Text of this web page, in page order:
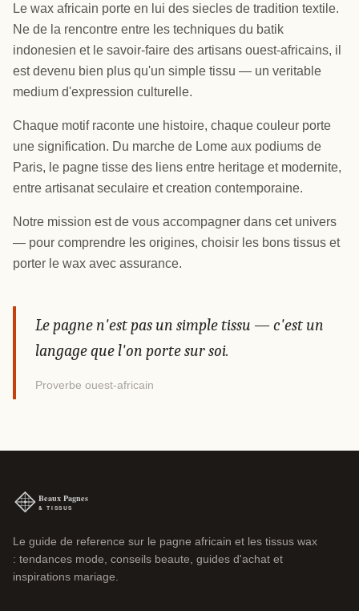
Le wax africain porte en lui des siecles de tradition textile.
Ne de la rencontre entre les techniques du batik
indonesien et le savoir-faire des artisans ouest-africains, il
est devenu bien plus qu'un simple tissu — un veritable
medium d'expression culturelle.
Chaque motif raconte une histoire, chaque couleur porte
une signification. Du marche de Lome aux podiums de
Paris, le pagne tisse des liens entre heritage et modernite,
entre artisanat seculaire et creation contemporaine.
Notre mission est de vous accompagner dans cet univers
— pour comprendre les origines, choisir les bons tissus et
porter le wax avec assurance.
Le pagne n'est pas un simple tissu — c'est un
langage que l'on porte sur soi.
Proverbe ouest-africain
Le guide de reference sur le pagne africain et les tissus wax
: tendances mode, conseils beaute, guides d'achat et
inspirations mariage.